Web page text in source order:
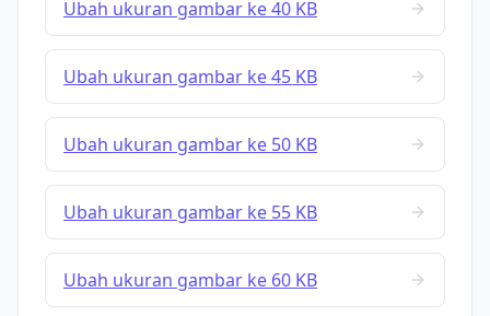
Ubah ukuran gambar ke 40 KB
Ubah ukuran gambar ke 45 KB
Ubah ukuran gambar ke 50 KB
Ubah ukuran gambar ke 55 KB
Ubah ukuran gambar ke 60 KB